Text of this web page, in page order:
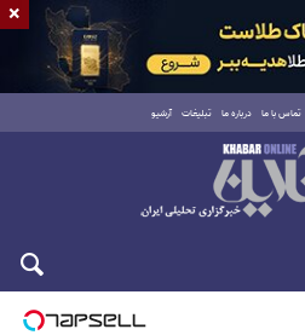
تماس با ما درباره ما تبلیغات آرشیو
×